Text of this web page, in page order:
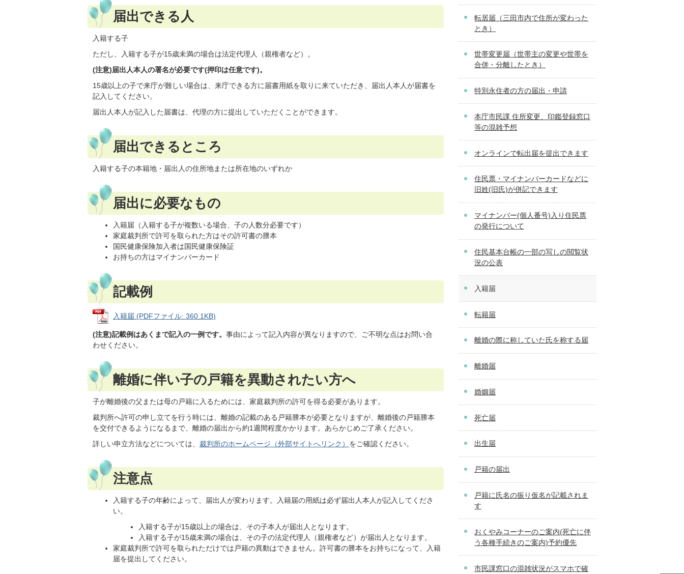
届出できる人
入籍する子
ただし、入籍する子が15歳未満の場合は法定代理人（親権者など）。
(注意)届出人本人の署名が必要です(押印は任意です)。
15歳以上の子で来庁が難しい場合は、来庁できる方に届書用紙を取りに来ていただき、届出人本人が届書を
記入してください。
届出人本人が記入した届書は、代理の方に提出していただくことができます。
届出できるところ
入籍する子の本籍地・届出人の住所地または所在地のいずれか
届出に必要なもの
入籍届（入籍する子が複数いる場合、子の人数分必要です）
家庭裁判所で許可を取られた方はその許可書の謄本
国民健康保険加入者は国民健康保険証
お持ちの方はマイナンバーカード
記載例
入籍届 (PDFファイル: 360.1KB)
(注意)記載例はあくまで記入の一例です。 事由によって記入内容が異なりますので、ご不明な点はお問い合
わせください。
離婚に伴い子の戸籍を異動されたい方へ
子が離婚後の父または母の戸籍に入るためには、家庭裁判所の許可を得る必要があります。
裁判所へ許可の申し立てを行う時には、離婚の記載のある戸籍謄本が必要となりますが、離婚後の戸籍謄本
を交付できるようになるまで、離婚の届出から約1週間程度かかります。あらかじめご了承ください。
詳しい申立方法などについては、 裁判所のホームページ（外部サイトへリンク） をご確認ください。
注意点
入籍する子の年齢によって、届出人が変わります。入籍届の用紙は必ず届出人本人が記入してくださ
い。
入籍する子が15歳以上の場合は、その子本人が届出人となります。
入籍する子が15歳未満の場合は、その子の法定代理人（親権者など）が届出人となります。
家庭裁判所で許可を取られただけでは戸籍の異動はできません。許可書の謄本をお持ちになって、入籍
届を提出してください。
転居届（三田市内で住所が変わった
とき）
世帯変更届（世帯主の変更や世帯を
合併・分離したとき）
特別永住者の方の届出・申請
本庁市民課 住所変更、印鑑登録窓口
等の混雑予想
オンラインで転出届を提出できます
住民票・マイナンバーカードなどに
旧姓(旧氏)が併記できます
マイナンバー(個人番号)入り住民票
の発行について
住民基本台帳の一部の写しの閲覧状
況の公表
入籍届
転籍届
離婚の際に称していた氏を称する届
離婚届
婚姻届
死亡届
出生届
戸籍の届出
戸籍に氏名の振り仮名が記載されま
す
おくやみコーナーのご案内(死亡に伴
う各種手続きのご案内)予約優先
市民課窓口の混雑状況がスマホで確